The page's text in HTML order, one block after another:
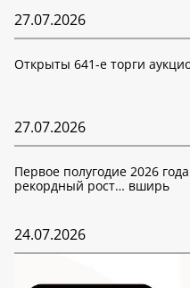
27.07.2026
Открыты 641-е торги
27.07.2026
Первое полугодие 2026
рекордный рост… вширь
24.07.2026